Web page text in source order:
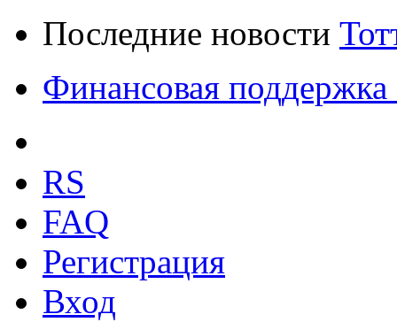
Последние новости
Финансовая поддержка
RS
FAQ
Регистрация
Вход